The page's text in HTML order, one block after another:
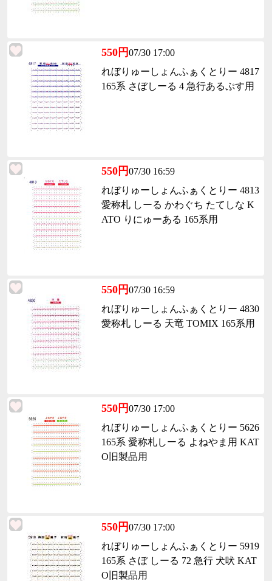
550円07/30 17:00
れぼりゅーしょんふぁくとりー 4817
165系 さぼしーる 4 急行あるぷす用
550円07/30 16:59
れぼりゅーしょんふぁくとりー 4813
愛称札 しーる かわぐち たてしな K
ATO りにゅーある 165系用
550円07/30 16:59
れぼりゅーしょんふぁくとりー 4830
愛称札 しーる 天竜 TOMIX 165系用
550円07/30 17:00
れぼりゅーしょんふぁくとりー 5626
165系 愛称札しーる よねやま用 KAT
O旧製品用
550円07/30 17:00
れぼりゅーしょんふぁくとりー 5919
165系 さぼ しーる 72 急行 犬吠 KAT
O旧製品用